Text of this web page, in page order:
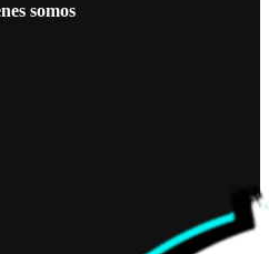
somos